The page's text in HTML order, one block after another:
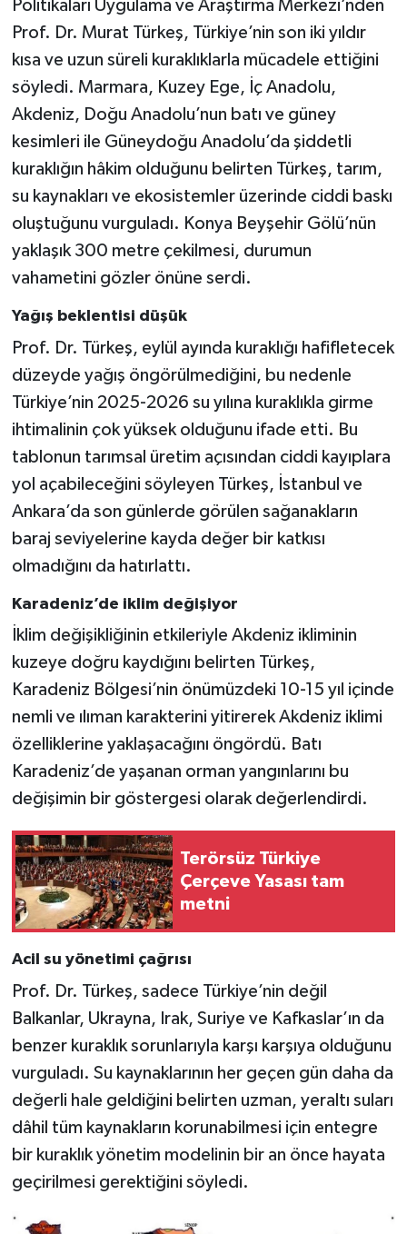
Politikaları Uygulama ve Araştırma Merkezi’nden
Prof. Dr. Murat Türkeş, Türkiye’nin son iki yıldır
kısa ve uzun süreli kuraklıklarla mücadele ettiğini
söyledi. Marmara, Kuzey Ege, İç Anadolu,
Akdeniz, Doğu Anadolu’nun batı ve güney
kesimleri ile Güneydoğu Anadolu’da şiddetli
kuraklığın hâkim olduğunu belirten Türkeş, tarım,
su kaynakları ve ekosistemler üzerinde ciddi baskı
oluştuğunu vurguladı. Konya Beyşehir Gölü’nün
yaklaşık 300 metre çekilmesi, durumun
vahametini gözler önüne serdi.
Yağış beklentisi düşük
Prof. Dr. Türkeş, eylül ayında kuraklığı hafifletecek
düzeyde yağış öngörülmediğini, bu nedenle
Türkiye’nin 2025-2026 su yılına kuraklıkla girme
ihtimalinin çok yüksek olduğunu ifade etti. Bu
tablonun tarımsal üretim açısından ciddi kayıplara
yol açabileceğini söyleyen Türkeş, İstanbul ve
Ankara’da son günlerde görülen sağanakların
baraj seviyelerine kayda değer bir katkısı
olmadığını da hatırlattı.
Karadeniz’de iklim değişiyor
İklim değişikliğinin etkileriyle Akdeniz ikliminin
kuzeye doğru kaydığını belirten Türkeş,
Karadeniz Bölgesi’nin önümüzdeki 10-15 yıl içinde
nemli ve ılıman karakterini yitirerek Akdeniz iklimi
özelliklerine yaklaşacağını öngördü. Batı
Karadeniz’de yaşanan orman yangınlarını bu
değişimin bir göstergesi olarak değerlendirdi.
Terörsüz Türkiye
Çerçeve Yasası tam
metni
Acil su yönetimi çağrısı
Prof. Dr. Türkeş, sadece Türkiye’nin değil
Balkanlar, Ukrayna, Irak, Suriye ve Kafkaslar’ın da
benzer kuraklık sorunlarıyla karşı karşıya olduğunu
vurguladı. Su kaynaklarının her geçen gün daha da
değerli hale geldiğini belirten uzman, yeraltı suları
dâhil tüm kaynakların korunabilmesi için entegre
bir kuraklık yönetim modelinin bir an önce hayata
geçirilmesi gerektiğini söyledi.